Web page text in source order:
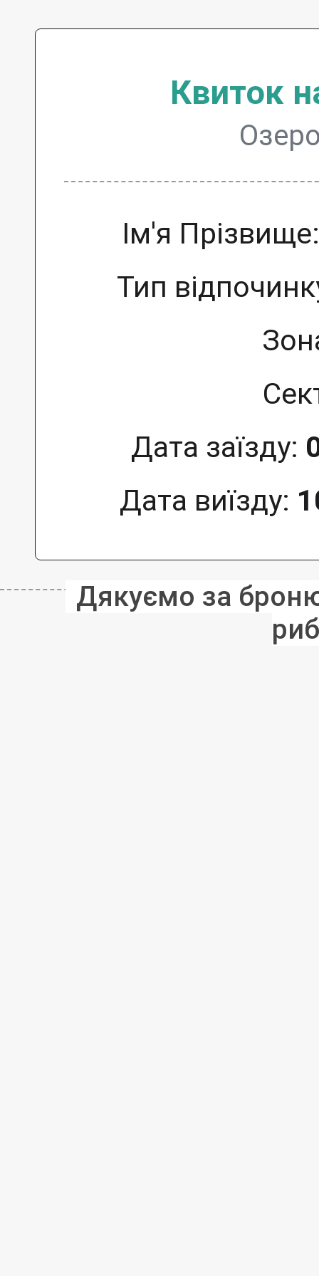
Квиток
Ім'я
Тип
Дата заїзду:
Дата виїзду:
Дякуємо за